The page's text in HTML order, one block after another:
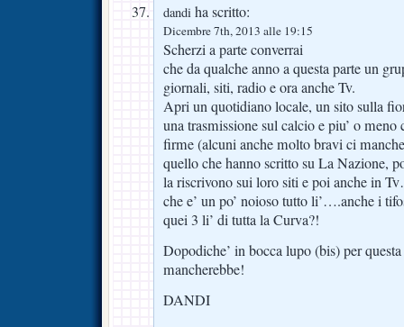
dandi ha scritto:
Dicembre 7th, 2013 alle 19:15
Scherzi a parte converrai
che da qualche anno a questa parte un
giornali, siti, radio e ora anche Tv.
Apri un quotidiano locale, un sito sulla
una trasmissione sul calcio e piu’ o meno
firme (alcuni anche molto bravi ci
quello che hanno scritto su La Nazione,
la riscrivono sui loro siti e poi anche in
che e’ un po’ noioso tutto li’….anche i
quei 3 li’ di tutta la Curva?!
Dopodiche’ in bocca lupo (bis) per
mancherebbe!
DANDI